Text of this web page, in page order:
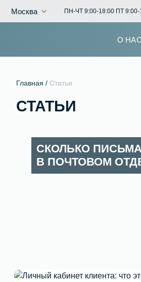
Москва ПН-ЧТ 9:00-18:00 ПТ 9:00-
О
Главная / Статьи
СТАТЬИ
СКОЛЬКО
В ПОЧТОВОМ